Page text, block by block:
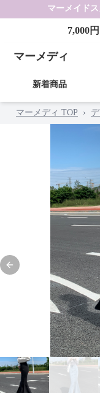
マーメイドス
7,000
マーメディ
新着商品
マーメディ TOP ›
Previous slide